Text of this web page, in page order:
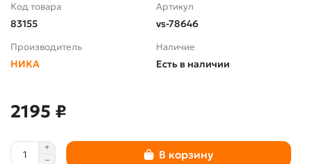
Код товара
83155
Артикул
vs-78646
Производитель
НИКА
Наличие
Есть в наличии
2195 ₽
В корзину